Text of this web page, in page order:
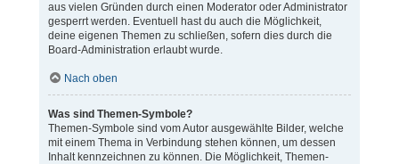
aus vielen Gründen durch einen Moderator oder Administrator
gesperrt werden. Eventuell hast du auch die Möglichkeit,
deine eigenen Themen zu schließen, sofern dies durch die
Board-Administration erlaubt wurde.
Nach oben
Was sind Themen-Symbole?
Themen-Symbole sind vom Autor ausgewählte Bilder, welche
mit einem Thema in Verbindung stehen können, um dessen
Inhalt kennzeichnen zu können. Die Möglichkeit, Themen-